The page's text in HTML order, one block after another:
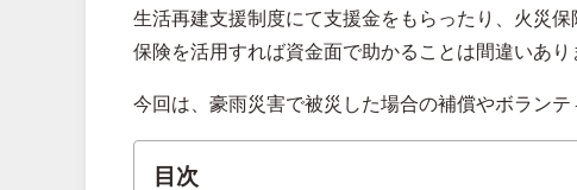
生活再建支援制度にて支援金をもらったり、火災
保険を活用すれば資金面で助かることは間違いあり
今回は、豪雨災害で被災した場合の補償やボランテ
目次